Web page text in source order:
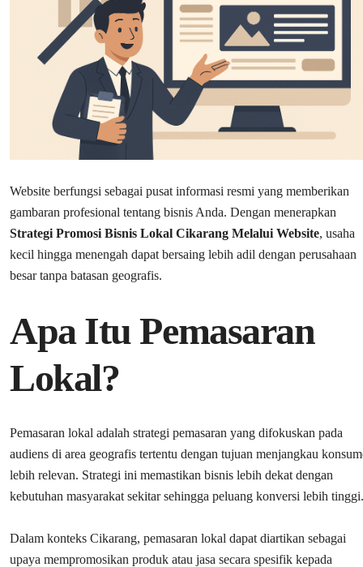
Website berfungsi sebagai pusat informasi resmi yang memberikan
gambaran profesional tentang bisnis Anda. Dengan menerapkan
Strategi Promosi Bisnis Lokal Cikarang Melalui Website, usaha
kecil hingga menengah dapat bersaing lebih adil dengan perusahaan
besar tanpa batasan geografis.
Apa Itu Pemasaran
Lokal?
Pemasaran lokal adalah strategi pemasaran yang difokuskan pada
audiens di area geografis tertentu dengan tujuan menjangkau
lebih relevan. Strategi ini memastikan bisnis lebih dekat dengan
kebutuhan masyarakat sekitar sehingga peluang konversi lebih tinggi.
Dalam konteks Cikarang, pemasaran lokal dapat diartikan sebagai
upaya mempromosikan produk atau jasa secara spesifik kepada